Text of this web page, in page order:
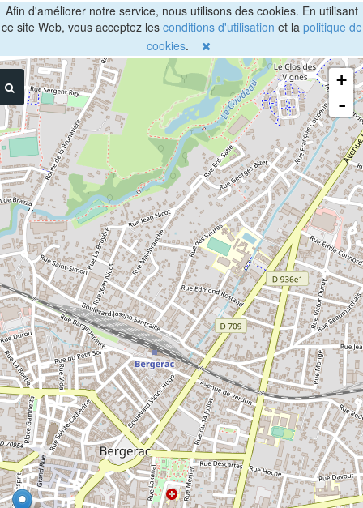
Afin d'améliorer notre service, nous utilisons des cookies. En utilisant
ce site Web, vous acceptez les conditions d'utilisation et la politique de
cookies.
+
-